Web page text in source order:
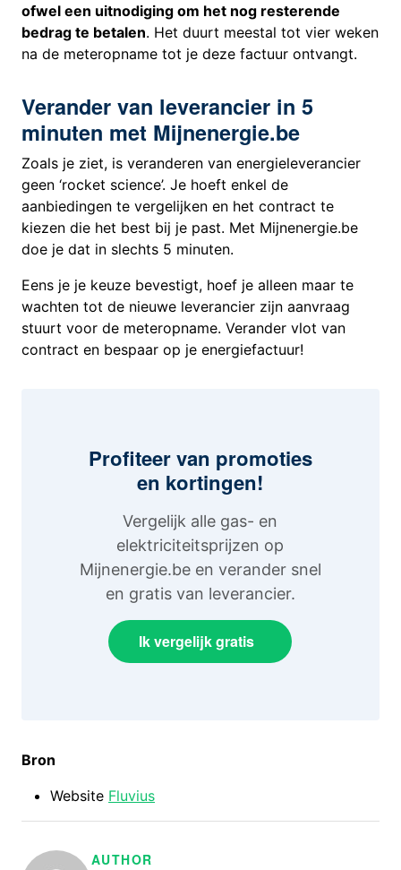
ofwel een uitnodiging om het nog resterende
bedrag te betalen. Het duurt meestal tot vier weken
na de meteropname tot je deze factuur ontvangt.
Verander van leverancier in 5
minuten met Mijnenergie.be
Zoals je ziet, is veranderen van energieleverancier
geen ‘rocket science’. Je hoeft enkel de
aanbiedingen te vergelijken en het contract te
kiezen die het best bij je past. Met Mijnenergie.be
doe je dat in slechts 5 minuten.
Eens je je keuze bevestigt, hoef je alleen maar te
wachten tot de nieuwe leverancier zijn aanvraag
stuurt voor de meteropname. Verander vlot van
contract en bespaar op je energiefactuur!
Profiteer van promoties
en kortingen!
Vergelijk alle gas- en
elektriciteitsprijzen op
Mijnenergie.be en verander snel
en gratis van leverancier.
Ik vergelijk gratis
Bron
Website Fluvius
AUTHOR